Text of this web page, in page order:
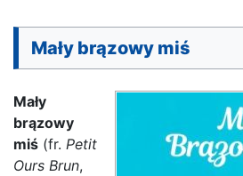
Mały brązowy miś
Mały
brązowy
miś (fr. Petit
Ours Brun,